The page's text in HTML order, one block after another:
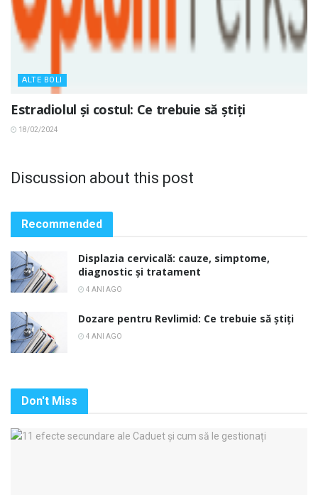
ALTE BOLI
Estradiolul și costul: Ce trebuie să știți
18/02/2024
Discussion about this post
Recommended
Displazia cervicală: cauze, simptome,
diagnostic și tratament
4 ANI AGO
Dozare pentru Revlimid: Ce trebuie să știți
4 ANI AGO
Don't Miss